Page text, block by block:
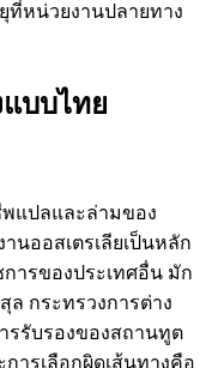
ที่หน่วยงานปลายทาง
บบไทย
พแปลและล่ามของ
นออสเตรเลียเป็นหลัก
ารของประเทศอื่น มัก
ล กระทรวงการต่าง
รรับรองของสถานทูต
ารเลือกผิดเส้นทางคือ